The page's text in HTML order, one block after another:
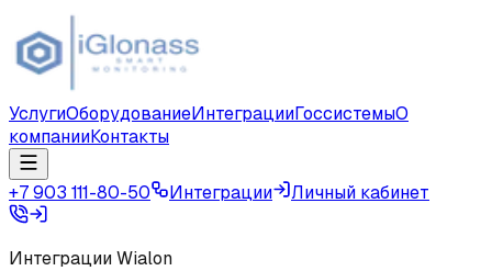
УслугиОборудованиеИнтеграцииГоссистемыО
компанииКонтакты
+7 903 111-80-50 Интеграции Личный кабинет
Интеграции Wialon